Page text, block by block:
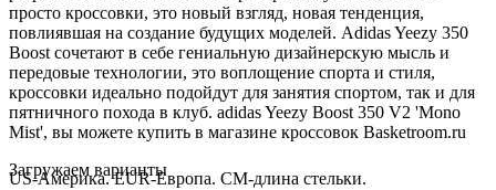
просто кроссовки, это новый взгляд, новая тенденция,
повлиявшая на создание будущих моделей. Adidas Yeezy 350
Boost сочетают в себе гениальную дизайнерскую мысль и
передовые технологии, это воплощение спорта и стиля,
кроссовки идеально подойдут для занятия спортом, так и для
пятничного похода в клуб. adidas Yeezy Boost 350 V2 'Mono
Mist', вы можете купить в магазине кроссовок Basketroom.ru
Loading...
Загружаем варианты
US-Америка. EUR-Европа. CM-длина стельки.